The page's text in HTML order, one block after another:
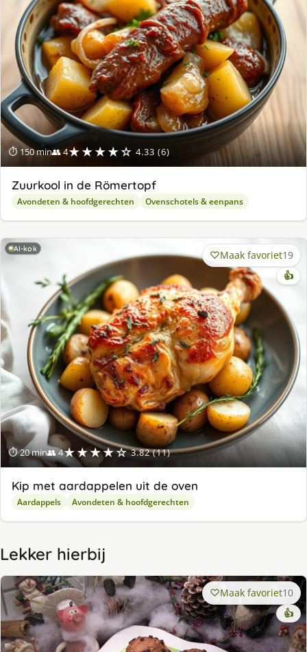
⏱ 150 min👥 4★★★★☆ 4.33 (6)
Zuurkool in de Römertopf
Avondeten & hoofdgerechten Ovenschotels & eenpans
AI-kok
⏱ 20 min👥 4★★★★☆ 3.82 (11)
Maak favoriet19
👍
Kip met aardappelen uit de oven
Aardappels Avondeten & hoofdgerechten
Lekker hierbij
Maak favoriet10
👍